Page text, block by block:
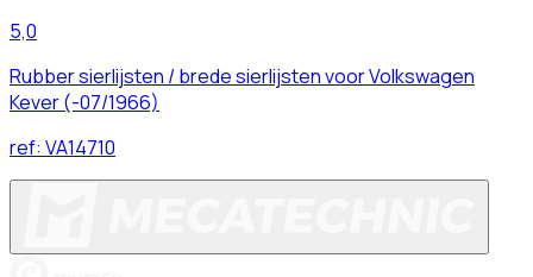
5,0
Rubber sierlijsten / brede sierlijsten voor Volkswagen
Kever (-07/1966)
ref: VA14710